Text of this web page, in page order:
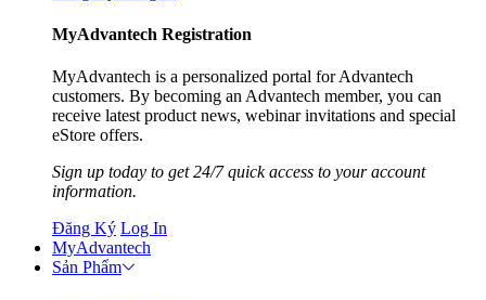
MyAdvantech Registration
MyAdvantech is a personalized portal for Advantech
customers. By becoming an Advantech member, you can
receive latest product news, webinar invitations and special
eStore offers.
Sign up today to get 24/7 quick access to your account
information.
Đăng Ký Log In
MyAdvantech
Sản Phẩm